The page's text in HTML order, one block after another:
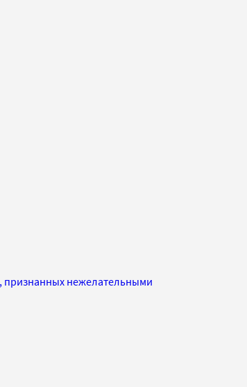
признанных нежелательными